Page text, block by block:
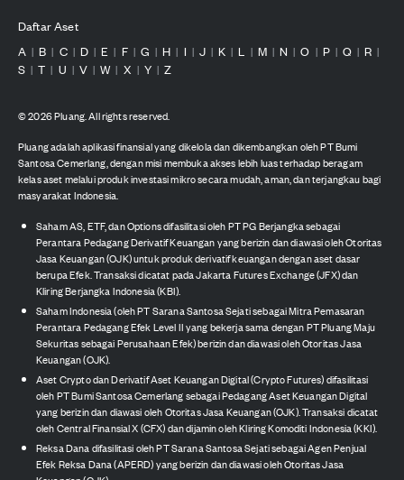
Daftar Aset
A | B | C | D | E | F | G | H | I | J | K | L | M | N | O | P | Q | R |
S | T | U | V | W | X | Y | Z
©2026Pluang. All rights reserved.
Pluang adalah aplikasi finansial yang dikelola dan dikembangkan oleh PT Bumi
Santosa Cemerlang, dengan misi membuka akses lebih luas terhadap beragam
kelas aset melalui produk investasi mikro secara mudah, aman, dan terjangkau bagi
masyarakat Indonesia.
Saham AS, ETF, dan Options difasilitasi oleh PT PG Berjangka sebagai
Perantara Pedagang Derivatif Keuangan yang berizin dan diawasi oleh Otoritas
Jasa Keuangan (OJK) untuk produk derivatif keuangan dengan aset dasar
berupa Efek. Transaksi dicatat pada Jakarta Futures Exchange (JFX) dan
Kliring Berjangka Indonesia (KBI).
Saham Indonesia (oleh PT Sarana Santosa Sejati sebagai Mitra Pemasaran
Perantara Pedagang Efek Level II yang bekerja sama dengan PT Pluang Maju
Sekuritas sebagai Perusahaan Efek) berizin dan diawasi oleh Otoritas Jasa
Keuangan (OJK).
Aset Crypto dan Derivatif Aset Keuangan Digital (Crypto Futures) difasilitasi
oleh PT Bumi Santosa Cemerlang sebagai Pedagang Aset Keuangan Digital
yang berizin dan diawasi oleh Otoritas Jasa Keuangan (OJK). Transaksi dicatat
oleh Central Finansial X (CFX) dan dijamin oleh Kliring Komoditi Indonesia (KKI).
Reksa Dana difasilitasi oleh PT Sarana Santosa Sejati sebagai Agen Penjual
Efek Reksa Dana (APERD) yang berizin dan diawasi oleh Otoritas Jasa